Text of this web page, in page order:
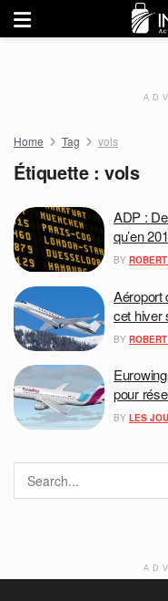
Home Tag vols
Étiquette :vols
ADP :
qu’en
BY
Aéroport
cet hiver
BY
pour
BY LES